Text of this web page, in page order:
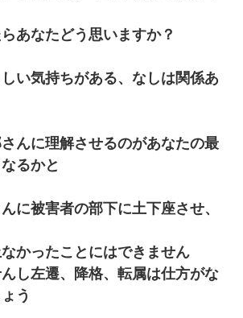
だ年中だった時に離婚したんだけど、一昨
職場を訪ねてきた。
友達「ごめん、何も言わずにお金貸してく
よ！いくら？」女友達「10万円ぐら
万！」→
れを知った義両親が「旅行代金を出せ！」
担しろ！」「金の管理は私達がする！」と
。
から、追加で400万の申し込み、私「無理。
」旦那「娘たちが成人したら別れよう」私
属すると、女の人がみんな退職してしま
ドだし田舎で娯楽も少ないからキツイの
あなたどう思いますか？
い気持ちがある、なしは関係あ
んに理解させるのがあなたの最
るかと
に被害者の部下に土下座させ、
かったことにはできません
し左遷、降格、転属は仕方がな
う